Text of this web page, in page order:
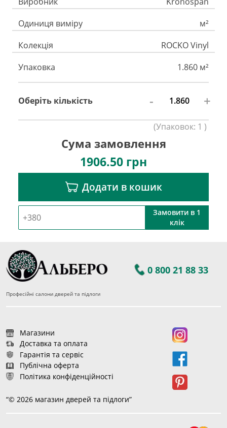
Одиниця виміру
м²
Колекція
ROCKO Vinyl
Упаковка
1.860 м²
Оберіть кількість - +
(Упаковок: 1 )
Сума замовлення
1906.50 грн
Додати в кошик
Замовити в 1
клік
0 800 21 88 33
Професійні салони дверей та підлоги
Магазини
Доставка та оплата
Гарантія та сервіс
Публічна оферта
Політика конфіденційності
“© 2026 магазин дверей та підлоги”